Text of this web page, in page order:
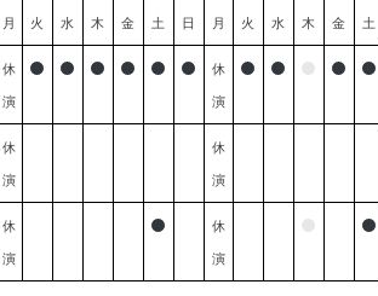
月
火
水
木
金
土
日
月
火
水
木
金
土
休
演
休
演
休
演
休
演
休
演
休
演